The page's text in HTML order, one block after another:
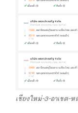
เชียงใหม่-3-อาเขต-